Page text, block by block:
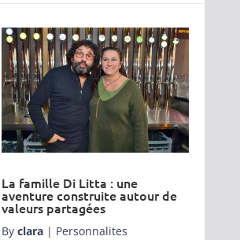
La famille Di Litta : une
aventure construite autour de
valeurs partagées
By clara| Personnalites